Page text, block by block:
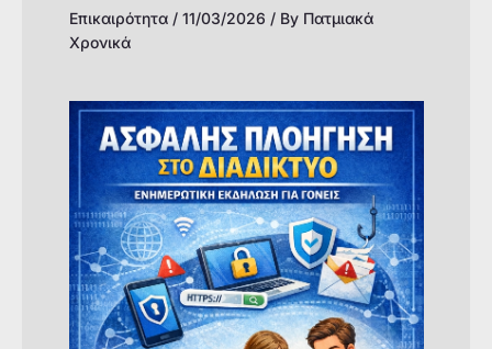
Επικαιρότητα/ 11/03/2026 / By Πατμιακά
Χρονικά